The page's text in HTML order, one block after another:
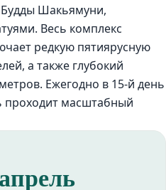
Будды Шакьямуни,
Весь комплекс
редкую пятиярусную
а также глубокий
Ежегодно в 15-й день
проходит масштабный